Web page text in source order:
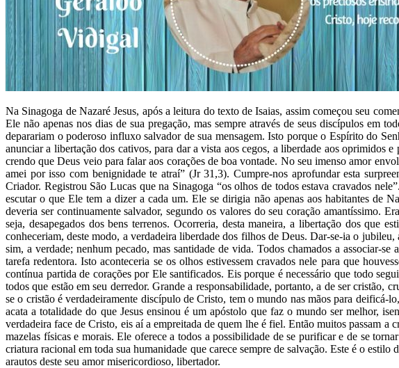
Na Sinagoga de Nazaré Jesus, após a leitura do texto de Isaias, assim começou seu
Ele não apenas nos dias de sua pregação, mas sempre através de seus discípulos em
deparariam o poderoso influxo salvador de sua mensagem. Isto porque o Espírito do
anunciar a libertação dos cativos, para dar a vista aos cegos, a liberdade aos
crendo que Deus veio para falar aos corações de boa vontade. No seu imenso amor
amei por isso com benignidade te atraí” (Jr 31,3). Cumpre-nos aprofundar esta
Criador. Registrou São Lucas que na Sinagoga “os olhos de todos estava cravados
escutar o que Ele tem a dizer a cada um. Ele se dirigia não apenas aos habitantes de
deveria ser continuamente salvador, segundo os valores do seu coração amantíssimo.
seja, desapegados dos bens terrenos. Ocorreria, desta maneira, a libertação dos que
conheceriam, deste modo, a verdadeira liberdade dos filhos de Deus. Dar-se-ia o
sim, a verdade; nenhum pecado, mas santidade de vida. Todos chamados a associar-
tarefa redentora. Isto aconteceria se os olhos estivessem cravados nele para que
contínua partida de corações por Ele santificados. Eis porque é necessário que todo
todos que estão em seu derredor. Grande a responsabilidade, portanto, a de ser
se o cristão é verdadeiramente discípulo de Cristo, tem o mundo nas mãos para deificá-
acata a totalidade do que Jesus ensinou é um apóstolo que faz o mundo ser melhor,
verdadeira face de Cristo, eis aí a empreitada de quem lhe é fiel. Então muitos passam a
mazelas físicas e morais. Ele oferece a todos a possibilidade de se purificar e de se
criatura racional em toda sua humanidade que carece sempre de salvação. Este é o
arautos deste seu amor misericordioso, libertador.